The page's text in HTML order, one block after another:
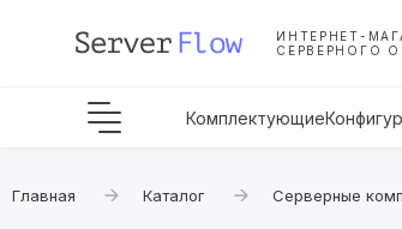
ИНТЕРНЕТ-
СЕРВЕРНОГО
Комплектующие
Главная Каталог Серверные